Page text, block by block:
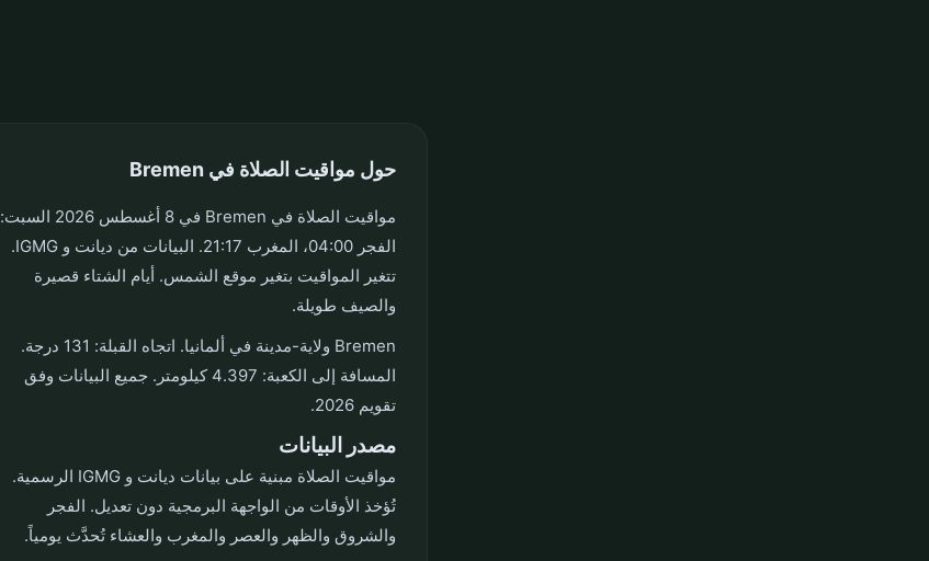
حول مواقيت الصلاة في Bremen
مواقيت الصلاة في Bremen في 8 أغسطس 2026 السبت:
الفجر 04:00، المغرب 21:17. البيانات من ديانت و IGMG.
تتغير المواقيت بتغير موقع الشمس. أيام الشتاء قصيرة
والصيف طويلة.
Bremen ولاية-مدينة في ألمانيا. اتجاه القبلة: 131 درجة.
المسافة إلى الكعبة: 4.397 كيلومتر. جميع البيانات وفق
تقويم 2026.
مصدر البيانات
مواقيت الصلاة مبنية على بيانات ديانت و IGMG الرسمية.
تُؤخذ الأوقات من الواجهة البرمجية دون تعديل. الفجر
والشروق والظهر والعصر والمغرب والعشاء تُحدَّث يومياً.